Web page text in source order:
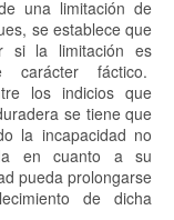
una limitación de
se establece que
si la limitación es
carácter fáctico.
los indicios que
se tiene que
la incapacidad no
en cuanto a su
pueda prolongarse
de dicha